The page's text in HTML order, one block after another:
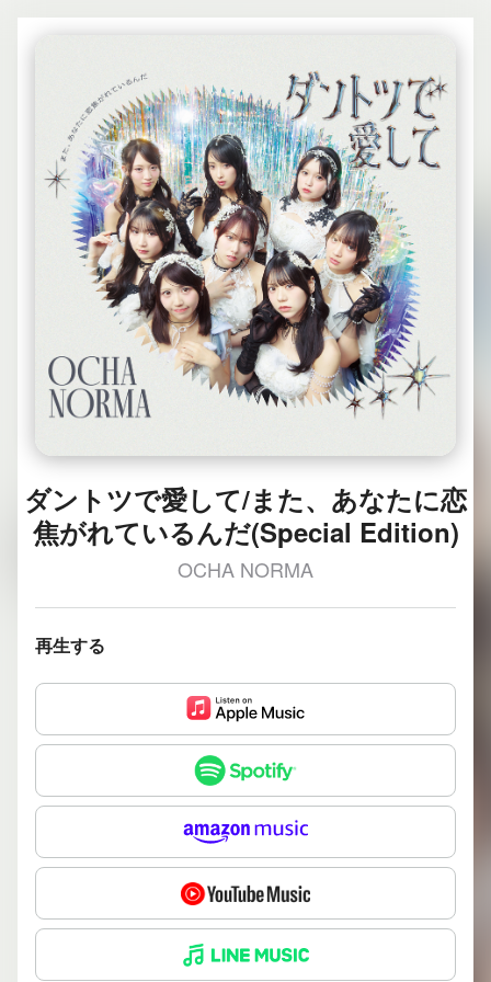
ダントツで愛して/また、あなたに恋
焦がれているんだ(Special Edition)
OCHA NORMA
再生する